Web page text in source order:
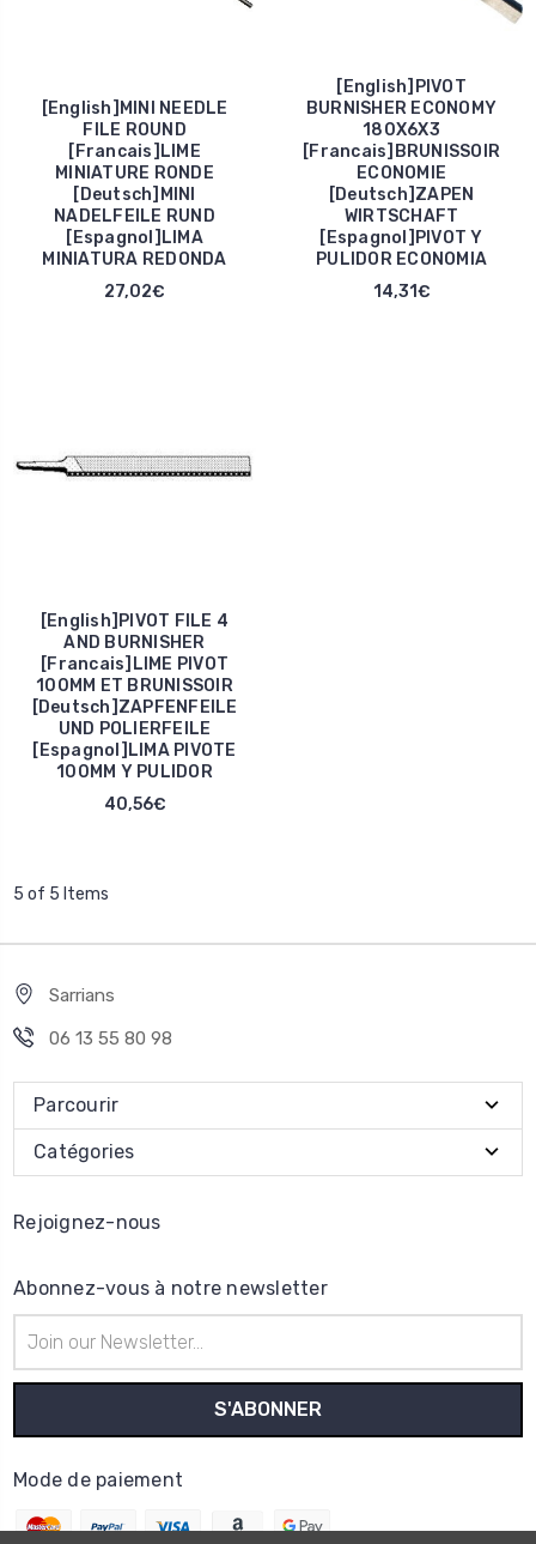
[English]MINI NEEDLE
FILE ROUND
[Francais]LIME
MINIATURE RONDE
[Deutsch]MINI
NADELFEILE RUND
[Espagnol]LIMA
MINIATURA REDONDA
27,02€
[English]PIVOT
BURNISHER ECONOMY
180X6X3
[Francais]BRUNISSOIR
ECONOMIE
[Deutsch]ZAPEN
WIRTSCHAFT
[Espagnol]PIVOT Y
PULIDOR ECONOMIA
14,31€
[English]PIVOT FILE 4
AND BURNISHER
[Francais]LIME PIVOT
100MM ET BRUNISSOIR
[Deutsch]ZAPFENFEILE
UND POLIERFEILE
[Espagnol]LIMA PIVOTE
100MM Y PULIDOR
40,56€
5 of 5 Items
Sarrians
06 13 55 80 98
Parcourir
Catégories
Rejoignez-nous
Abonnez-vous à notre newsletter
e-
mail
Mode de paiement